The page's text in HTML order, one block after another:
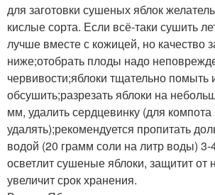
для заготовки сушеных яблок
кислые сорта. Если всё-таки сушить
лучше вместе с кожицей, но качество
ниже;отобрать плоды надо
червивости;яблоки тщательно помыть
обсушить;разрезать яблоки на
мм, удалить сердцевинку (для
удалять);рекомендуется пропитать
водой (20 грамм соли на литр воды)
осветлит сушеные яблоки, защитит от
увеличит срок хранения.